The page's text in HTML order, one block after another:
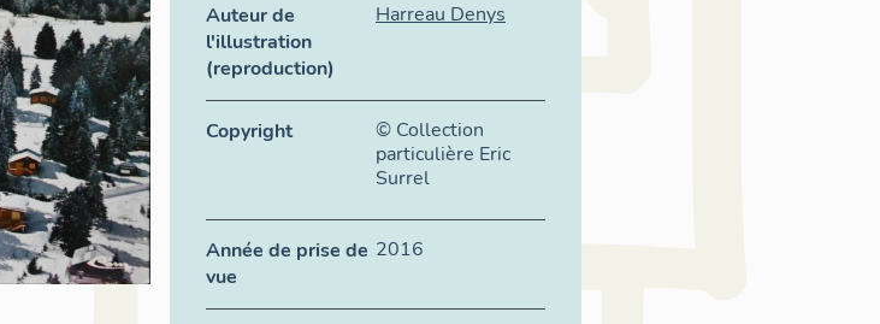
Auteur de
l'illustration
(reproduction)
Harreau Denys
Copyright
© Collection
particulière Eric
Surrel
Année de prise de
vue
2016